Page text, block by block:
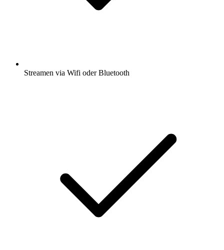
Streamen via Wifi oder Bluetooth